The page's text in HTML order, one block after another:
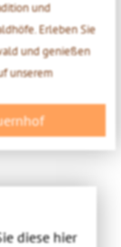
und
Erleben Sie
und genießen
unserem
diese hier